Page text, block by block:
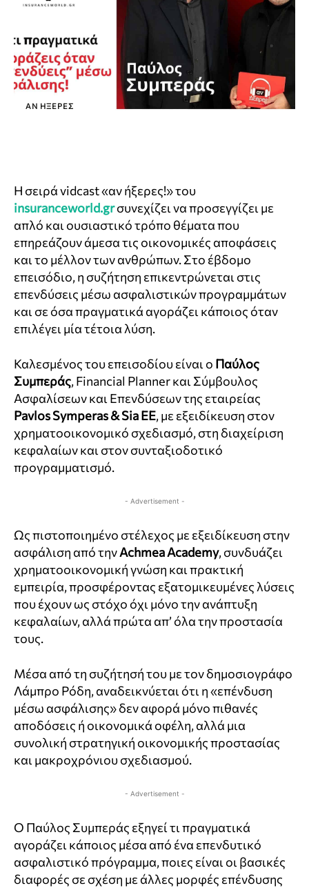
ΑΝ ΉΞΕΡΕΣ
Η σειρά vidcast «αν ήξερες!» του
insuranceworld.grσυνεχίζει να προσεγγίζει με
απλό και ουσιαστικό τρόπο θέματα που
επηρεάζουν άμεσα τις οικονομικές αποφάσεις
και το μέλλον των ανθρώπων. Στο έβδομο
επεισόδιο, η συζήτηση επικεντρώνεται στις
επενδύσεις μέσω ασφαλιστικών προγραμμάτων
και σε όσα πραγματικά αγοράζει κάποιος όταν
επιλέγει μία τέτοια λύση.
Καλεσμένος του επεισοδίου είναι ο Παύλος
Συμπεράς, Financial Planner και Σύμβουλος
Ασφαλίσεων και Επενδύσεων της εταιρείας
Pavlos Symperas & Sia EE, με εξειδίκευση στον
χρηματοοικονομικό σχεδιασμό, στη διαχείριση
κεφαλαίων και στον συνταξιοδοτικό
προγραμματισμό.
- Advertisement -
Ως πιστοποιημένο στέλεχος με εξειδίκευση στην
ασφάλιση από τηνAchmea Academy, συνδυάζει
χρηματοοικονομική γνώση και πρακτική
εμπειρία, προσφέροντας εξατομικευμένες λύσεις
που έχουν ως στόχο όχι μόνο την ανάπτυξη
κεφαλαίων, αλλά πρώτα απ’ όλα την προστασία
τους.
Μέσα από τη συζήτησή του με τον δημοσιογράφο
Λάμπρο Ρόδη, αναδεικνύεται ότι η «επένδυση
μέσω ασφάλισης» δεν αφορά μόνο πιθανές
αποδόσεις ή οικονομικά οφέλη, αλλά μια
συνολική στρατηγική οικονομικής προστασίας
και μακροχρόνιου σχεδιασμού.
- Advertisement -
Ο Παύλος Συμπεράς εξηγεί τι πραγματικά
αγοράζει κάποιος μέσα από ένα επενδυτικό
ασφαλιστικό πρόγραμμα, ποιες είναι οι βασικές
διαφορές σε σχέση με άλλες μορφές επένδυσης